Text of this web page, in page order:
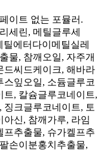
이트 없는 포뮬러.
세린, 메틸글루세
틸에터다이메틸실레
물, 참깨오일, 자주개
드씨드케이크, 해바라
스잎오일, 소듐글루코
트, 칼슘글루코네이트,
징크글루코네이트, 토
아신, 참깨가루, 라임
프추출물, 슈가켈프추
손이분홍치추출물,